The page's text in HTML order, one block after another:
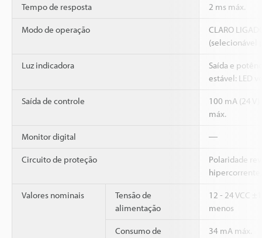
Tempo de resposta 2 ms máx.
Modo de operação
CLARO
(selecionável
Luz indicadora
Saída e
estável: LED
Saída de controle
100 mA (24 V)
máx.
Monitor digital ―
Circuito de proteção
Polaridade
Valores nominais
Tensão de
alimentação
12 - 24 VCC
menos
Consumo de
34 mA máx.